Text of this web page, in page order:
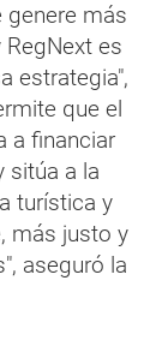
genere más
es
estrategia",
que el
a financiar
sitúa a la
turística y
más justo y
aseguró la